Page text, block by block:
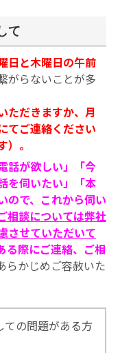
て
日と木曜日の午前
がらないことが多
ただきますか、月
てご連絡ください
。
話が欲しい」「今
を伺いたい」「本
ので、これから伺い
相談については弊社
させていただいて
る際にご連絡、ご相
らかじめご容赦いた
の問題がある方